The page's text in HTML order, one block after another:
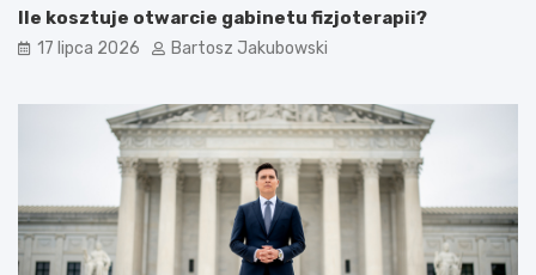
Ile kosztuje otwarcie gabinetu fizjoterapii?
17 lipca 2026 Bartosz Jakubowski